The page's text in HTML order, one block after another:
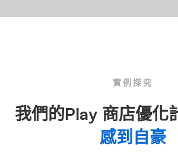
實例探究
我們的Play 商店優化
感到自豪